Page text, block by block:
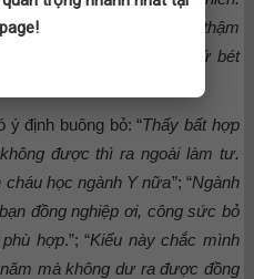
sẵn sàng mắng chửi, thậm
Xin thưa đứng gần thứ bét
định buông bỏ: “Thấy bất hợp
được thì ra ngoài làm tư.
cháu học ngành Y nữa”; “Ngành
đồng nghiệp ơi, công sức bỏ
hợp.”; “Kiểu này chắc mình
mà không dư ra được đồng